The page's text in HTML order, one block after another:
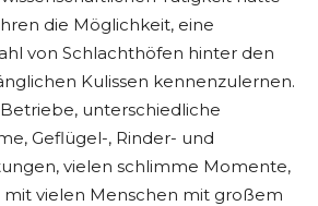
die Möglichkeit, eine
von Schlachthöfen hinter den
Kulissen kennenzulernen.
unterschiedliche
Geflügel-, Rinder- und
vielen schlimme Momente,
mit vielen Menschen mit großem